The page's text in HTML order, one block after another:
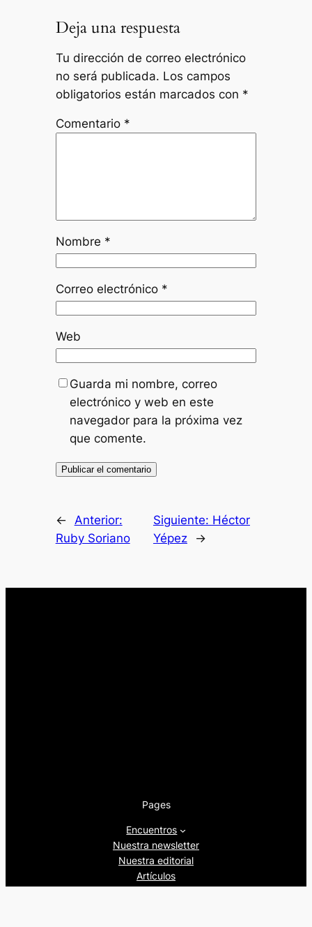
Deja una respuesta
Tu dirección de correo electrónico
no será publicada. Los campos
obligatorios están marcados con *
Comentario *
Nombre *
Correo electrónico *
Web
Guarda mi nombre, correo
electrónico y web en este
navegador para la próxima vez
que comente.
← Anterior:
Ruby Soriano
Siguiente: Héctor
Yépez
→
Pages
Encuentros
Nuestra newsletter
Nuestra editorial
Artículos